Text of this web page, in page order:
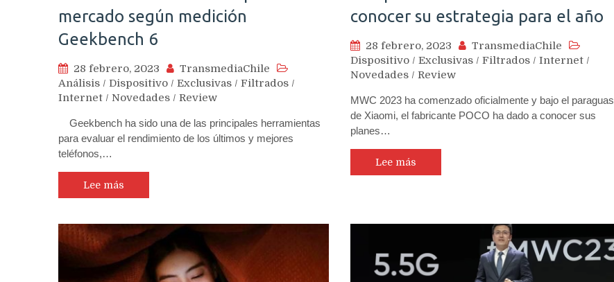
mercado según medición
Geekbench 6
28 febrero, 2023
TransmediaChile
Análisis / Dispositivo / Exclusivas / Filtrados /
Internet / Novedades / Review
Geekbench ha sido una de las principales herramientas
para evaluar el rendimiento de los últimos y mejores
teléfonos,…
Lee más
conocer su estrategia para el año
28 febrero, 2023
TransmediaChile
Dispositivo / Exclusivas / Filtrados / Internet /
Novedades / Review
MWC 2023 ha comenzado oficialmente y bajo el paraguas
de Xiaomi, el fabricante POCO ha dado a conocer sus
planes…
Lee más